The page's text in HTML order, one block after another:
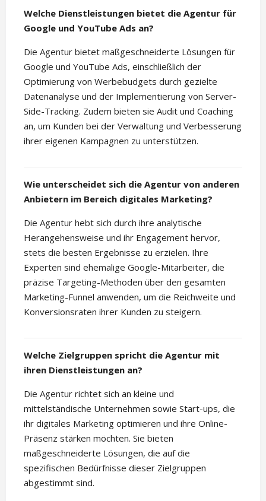
Welche Dienstleistungen bietet die Agentur für
Google und YouTube Ads an?
Die Agentur bietet maßgeschneiderte Lösungen für
Google und YouTube Ads, einschließlich der
Optimierung von Werbebudgets durch gezielte
Datenanalyse und der Implementierung von Server-
Side-Tracking. Zudem bieten sie Audit und Coaching
an, um Kunden bei der Verwaltung und Verbesserung
ihrer eigenen Kampagnen zu unterstützen.
Wie unterscheidet sich die Agentur von anderen
Anbietern im Bereich digitales Marketing?
Die Agentur hebt sich durch ihre analytische
Herangehensweise und ihr Engagement hervor,
stets die besten Ergebnisse zu erzielen. Ihre
Experten sind ehemalige Google-Mitarbeiter, die
präzise Targeting-Methoden über den gesamten
Marketing-Funnel anwenden, um die Reichweite und
Konversionsraten ihrer Kunden zu steigern.
Welche Zielgruppen spricht die Agentur mit
ihren Dienstleistungen an?
Die Agentur richtet sich an kleine und
mittelständische Unternehmen sowie Start-ups, die
ihr digitales Marketing optimieren und ihre Online-
Präsenz stärken möchten. Sie bieten
maßgeschneiderte Lösungen, die auf die
spezifischen Bedürfnisse dieser Zielgruppen
abgestimmt sind.